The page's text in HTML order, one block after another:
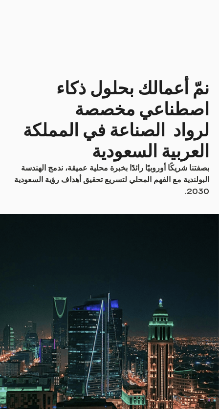
نمّ أعمالك بحلول ذكاء
اصطناعي مخصصة
لرواد الصناعة في المملكة
العربية السعودية
بصفتنا شريكًا أوروبيًا رائدًا بخبرة محلية عميقة، ندمج الهندسة
البولندية مع الفهم المحلي لتسريع تحقيق أهداف رؤية السعودية
2030.